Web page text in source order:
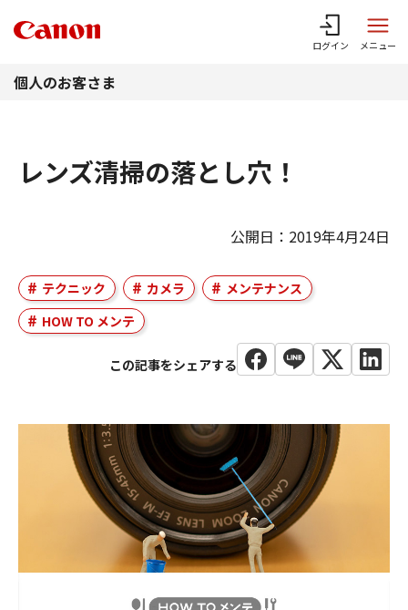
ログイン メニュー
個人のお客さま
レンズ清掃の落とし穴！
公開日：2019年4月24日
テクニック カメラ
メンテナンス
HOW TO メンテ